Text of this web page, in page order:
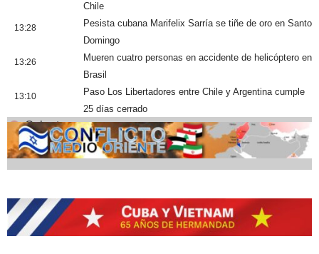
Chile
13:28
Pesista cubana Marifelix Sarría se tiñe de oro en Santo
Domingo
13:26
Mueren cuatro personas en accidente de helicóptero en
Brasil
13:10
Paso Los Libertadores entre Chile y Argentina cumple
25 días cerrado
Cobertura